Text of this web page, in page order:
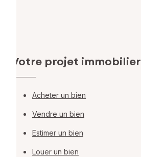
Votre projet immobilier
Acheter un bien
Vendre un bien
Estimer un bien
Louer un bien